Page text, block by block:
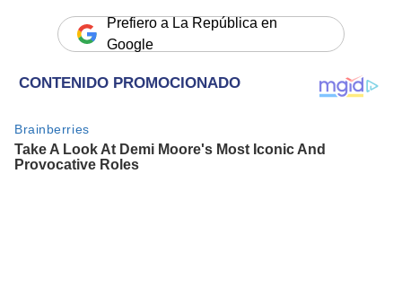
Prefiero a La República en
Google